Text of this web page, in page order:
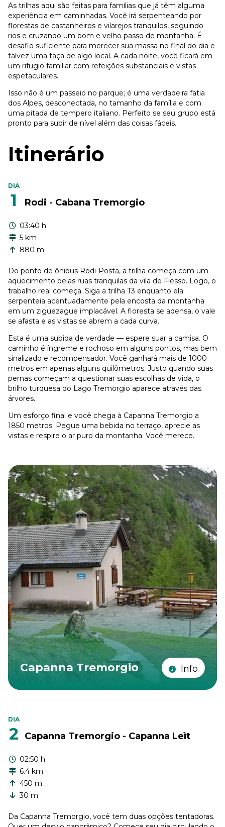
As trilhas aqui são feitas para famílias que já têm alguma
experiência em caminhadas. Você irá serpenteando por
florestas de castanheiros e vilarejos tranquilos, seguindo
rios e cruzando um bom e velho passo de montanha. É
desafio suficiente para merecer sua massa no final do dia e
talvez uma taça de algo local. A cada noite, você ficará em
um rifugio familiar com refeições substanciais e vistas
espetaculares.
Isso não é um passeio no parque; é uma verdadeira fatia
dos Alpes, desconectada, no tamanho da família e com
uma pitada de tempero italiano. Perfeito se seu grupo está
pronto para subir de nível além das coisas fáceis.
Itinerário
DIA
1 Rodi - Cabana Tremorgio
03:40 h
5 km
880 m
Do ponto de ônibus Rodi-Posta, a trilha começa com um
aquecimento pelas ruas tranquilas da vila de Fiesso. Logo, o
trabalho real começa. Siga a trilha T3 enquanto ela
serpenteia acentuadamente pela encosta da montanha
em um ziguezague implacável. A floresta se adensa, o vale
se afasta e as vistas se abrem a cada curva.
Esta é uma subida de verdade — espere suar a camisa. O
caminho é íngreme e rochoso em alguns pontos, mas bem
sinalizado e recompensador. Você ganhará mais de 1000
metros em apenas alguns quilômetros. Justo quando suas
pernas começam a questionar suas escolhas de vida, o
brilho turquesa do Lago Tremorgio aparece através das
árvores.
Um esforço final e você chega à Capanna Tremorgio a
1850 metros. Pegue uma bebida no terraço, aprecie as
vistas e respire o ar puro da montanha. Você merece.
Capanna Tremorgio Info
DIA
2 Capanna Tremorgio - Capanna Leìt
02:50 h
6.4 km
450 m
30 m
Da Capanna Tremorgio, você tem duas opções tentadoras.